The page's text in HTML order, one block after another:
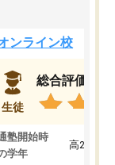
ンライン校
生徒
総合評価
塾開始時
学年
高2